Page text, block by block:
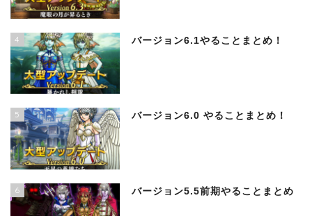
4 バージョン6.1やることまとめ！
5 バージョン6.0 やることまとめ！
6 バージョン5.5前期やることまとめ